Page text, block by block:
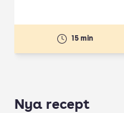
15 min
Nya recept